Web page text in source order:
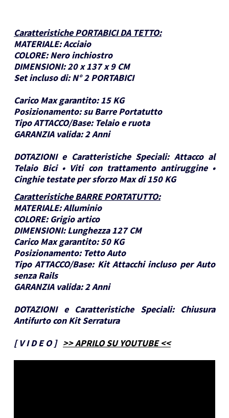
Caratteristiche PORTABICI DA TETTO:
MATERIALE:Acciaio
COLORE: Nero inchiostro
DIMENSIONI:20 x 137 x 9 CM
Set incluso di: N° 2 PORTABICI
Carico Max garantito: 15 KG
Posizionamento: su Barre Portatutto
Tipo ATTACCO/Base: Telaio e ruota
GARANZIA valida:2 Anni
DOTAZIONI e Caratteristiche Speciali: Attacco al
Telaio Bici • Viti con trattamento antiruggine •
Cinghie testate per sforzo Max di 150 KG
Caratteristiche BARRE PORTATUTTO:
MATERIALE:Alluminio
COLORE: Grigio artico
DIMENSIONI: Lunghezza 127 CM
Carico Max garantito: 50 KG
Posizionamento: Tetto Auto
Tipo ATTACCO/Base: Kit Attacchi incluso per Auto
senza Rails
GARANZIA valida:2 Anni
DOTAZIONI e Caratteristiche Speciali:
Chiusura
Antifurto con Kit Serratura
[V I D E O] >> APRILO SU YOUTUBE <<